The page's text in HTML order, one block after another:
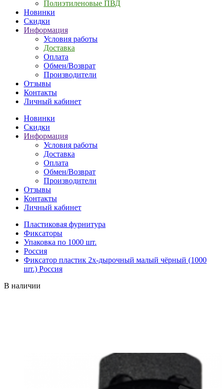
Полиэтиленовые ПВД
Новинки
Скидки
Информация
Условия работы
Доставка
Оплата
Обмен/Возврат
Производители
Отзывы
Контакты
Личный кабинет
Новинки
Скидки
Информация
Условия работы
Доставка
Оплата
Обмен/Возврат
Производители
Отзывы
Контакты
Личный кабинет
Пластиковая фурнитура
Фиксаторы
Упаковка по 1000 шт.
Россия
Фиксатор пластик 2х-дырочный малый чёрный (1000
шт.) Россия
В наличии